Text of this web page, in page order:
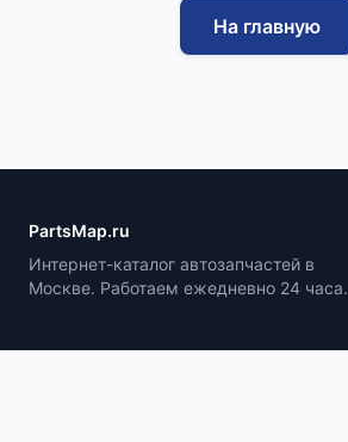
На главную
PartsMap.ru
Интернет-каталог автозапчастей в
Москве. Работаем ежедневно 24 часа.